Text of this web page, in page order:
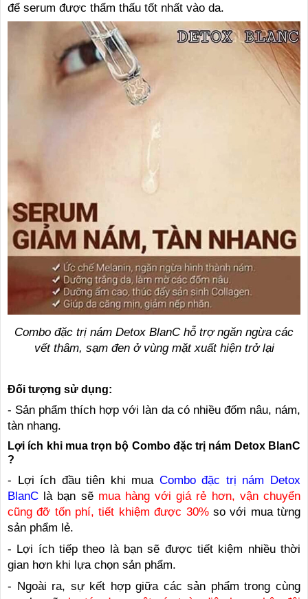
để serum được thẩm thấu tốt nhất vào da.
Combo đặc trị nám Detox BlanC hỗ trợ ngăn ngừa các
vết thâm, sạm đen ở vùng mặt xuất hiện trở lại
Đối tượng sử dụng:
- Sản phẩm thích hợp với làn da có nhiều đốm nâu, nám,
tàn nhang.
Lợi ích khi mua trọn bộ Combo đặc trị nám Detox BlanC
?
- Lợi ích đầu tiên khi mua Combo đặc trị nám Detox
BlanC là bạn sẽ mua hàng với giá rẻ hơn, vận chuyển
cũng đỡ tốn phí, tiết khiệm được 30%so với mua từng
sản phẩm lẻ.
- Lợi ích tiếp theo là bạn sẽ được tiết kiệm nhiều thời
gian hơn khi lựa chọn sản phẩm.
- Ngoài ra, sự kết hợp giữa các sản phẩm trong cùng